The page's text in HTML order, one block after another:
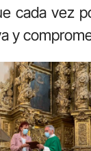
cada vez
y